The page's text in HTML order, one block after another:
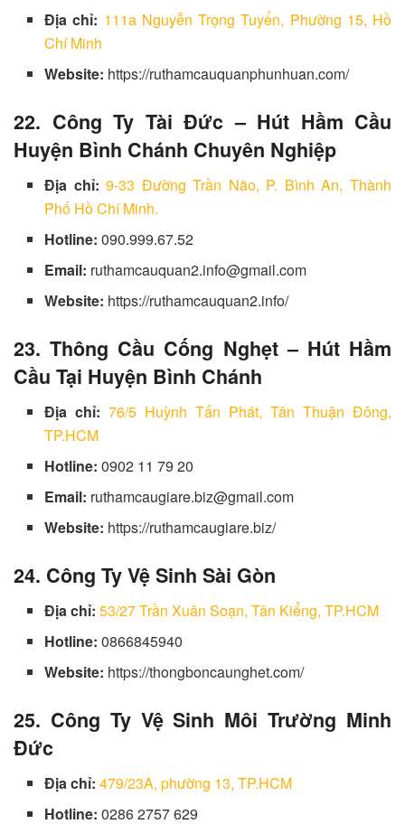
Địa chỉ: 111a Nguyễn Trọng Tuyển, Phường 15, Hồ
Chí Minh
Website: https://ruthamcauquanphunhuan.com/
22. Công Ty Tài Đức – Hút Hầm Cầu
Huyện Bình Chánh Chuyên Nghiệp
Địa chỉ: 9-33 Đường Trần Não, P. Bình An, Thành
Phố Hồ Chí Minh.
Hotline: 090.999.67.52
Email: ruthamcauquan2.info@gmail.com
Website: https://ruthamcauquan2.info/
23. Thông Cầu Cống Nghẹt – Hút Hầm
Cầu Tại Huyện Bình Chánh
Địa chỉ: 76/5 Huỳnh Tấn Phát, Tân Thuận Đông,
TP.HCM
Hotline: 0902 11 79 20
Email: ruthamcaugiare.biz@gmail.com
Website: https://ruthamcaugiare.biz/
24. Công Ty Vệ Sinh Sài Gòn
Địa chỉ:53/27 Trần Xuân Soạn, Tân Kiểng, TP.HCM
Hotline: 0866845940
Website: https://thongboncaunghet.com/
25. Công Ty Vệ Sinh Môi Trường Minh
Đức
Địa chỉ: 479/23A, phường 13, TP.HCM
Hotline: 0286 2757 629